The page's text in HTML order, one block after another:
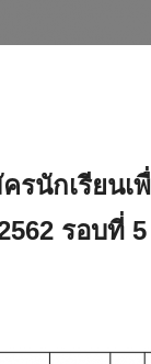
รนักเรียนเ
รอบที่ 5